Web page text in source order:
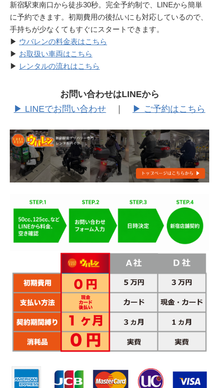
新宿駅東南口から徒歩30秒。完全予約制で、LINEから簡単
に予約できます。初期費用の後払いにも対応しているので、
手持ちが少なくてもすぐにスタートできます。
▶ ウバレンの料金表はこちら
▶ お取扱い車両はこちら
▶ レンタルの流れはこちら
お問い合わせはLINEから
▶ LINEでお問い合わせ
▶ ご予約はこちら